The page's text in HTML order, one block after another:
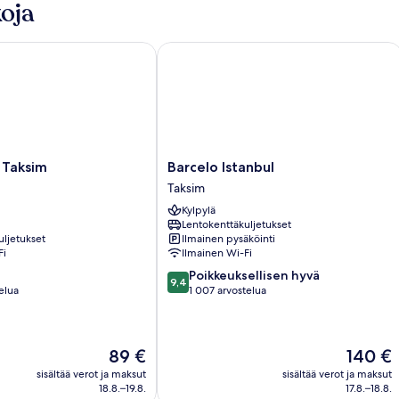
Hinta
on
89 €
89 €
sisältää verot ja maksut
18.8.–19.8.
Barcelo
Istanbul
Taksim
Barcelo Istanbul
Taksim
Kylpylä
Lentokenttäkuljetukset
Ilmainen pysäköinti
Ilmainen Wi-Fi
9.4
kautta
9,4 Poikkeuksellisen hyvä
1 007 arvostelua
Hinta
on
140 €
140 €
sisältää verot ja maksut
17.8.–18.8.
Barcelo Istanbul